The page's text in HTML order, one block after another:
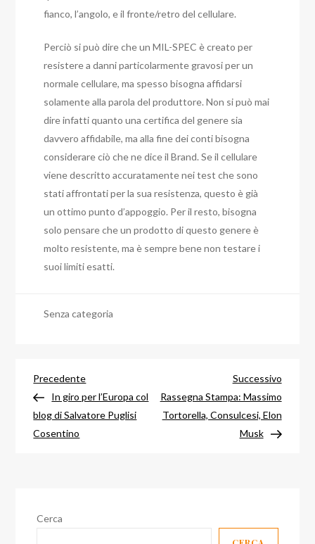
fianco, l’angolo, e il fronte/retro del cellulare.
Perciò si può dire che un MIL-SPEC è creato per
resistere a danni particolarmente gravosi per un
normale cellulare, ma spesso bisogna affidarsi
solamente alla parola del produttore. Non si può mai
dire infatti quanto una certifica del genere sia
davvero affidabile, ma alla fine dei conti bisogna
considerare ciò che ne dice il Brand. Se il cellulare
viene descritto accuratamente nei test che sono
stati affrontati per la sua resistenza, questo è già
un ottimo punto d’appoggio. Per il resto, bisogna
solo pensare che un prodotto di questo genere è
molto resistente, ma è sempre bene non testare i
suoi limiti esatti.
Senza categoria
Navigazione
articoli
Articolo
precedente
Precedente
In giro per l’Europa col
blog di Salvatore Puglisi
Cosentino
Successivo
Rassegna Stampa: Massimo
Tortorella, Consulcesi, Elon
Musk
Cerca